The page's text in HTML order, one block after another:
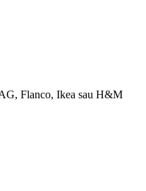
Flanco, Ikea sau H&M